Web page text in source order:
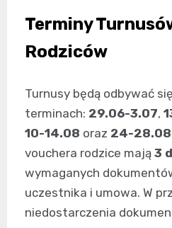
Terminy
Rodziców
Turnusy będą odbywać
terminach: 29.06-3.07,
10-14.08 oraz 24-28.08
vouchera rodzice mają 3
wymaganych
uczestnika i umowa. W
niedostarczenia